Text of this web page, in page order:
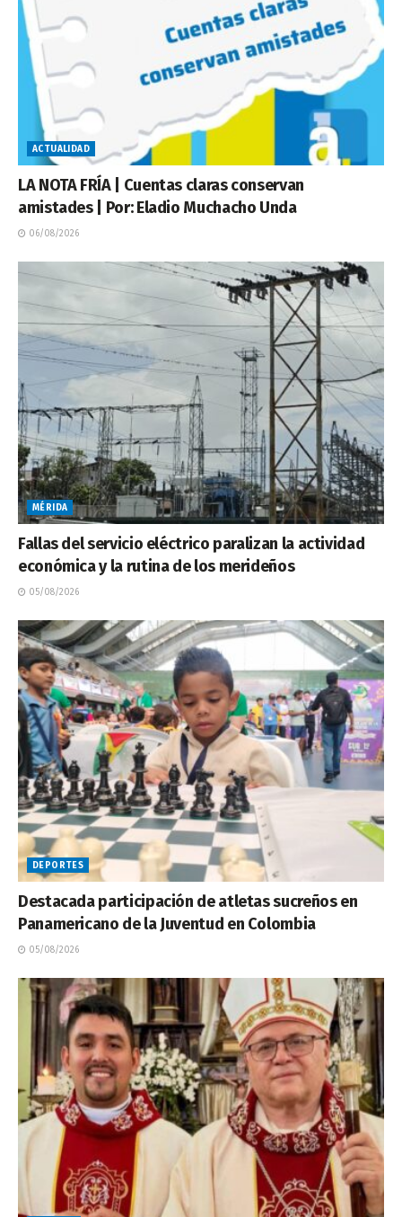
ACTUALIDAD
LA NOTA FRÍA | Cuentas claras conservan
amistades | Por: Eladio Muchacho Unda
06/08/2026
MÉRIDA
Fallas del servicio eléctrico paralizan la actividad
económica y la rutina de los merideños
05/08/2026
DEPORTES
Destacada participación de atletas sucreños en
Panamericano de la Juventud en Colombia
05/08/2026